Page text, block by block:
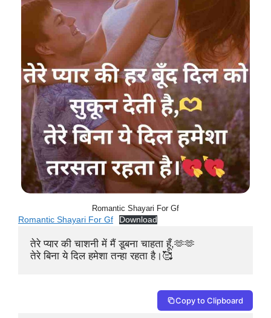
Romantic Shayari For Gf
Romantic Shayari For Gf
Download
तेरे प्यार की चाशनी में मैं डूबना चाहता हूँ,🫶🫶
तेरे बिना ये दिल हमेशा तन्हा रहता है।🥰
Copy to Clipboard